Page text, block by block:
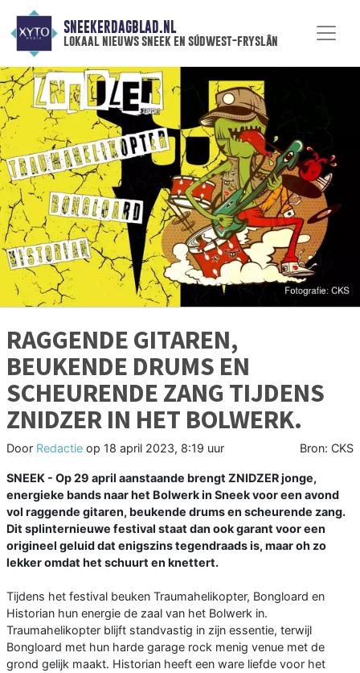
SNEEKERDAGBLAD.NL
lokaal nieuws sneek en súdwest-fryslân
RAGGENDE GITAREN,
BEUKENDE DRUMS EN
SCHEURENDE ZANG TIJDENS
ZNIDZER IN HET BOLWERK.
Door Redactie op 18 april 2023, 8:19 uur Bron: CKS
SNEEK - Op 29 april aanstaande brengt ZNIDZER jonge,
energieke bands naar het Bolwerk in Sneek voor een avond
vol raggende gitaren, beukende drums en scheurende zang.
Dit splinternieuwe festival staat dan ook garant voor een
origineel geluid dat enigszins tegendraads is, maar oh zo
lekker omdat het schuurt en knettert.
Tijdens het festival beuken Traumahelikopter, Bongloard en
Historian hun energie de zaal van het Bolwerk in.
Traumahelikopter blijft standvastig in zijn essentie, terwijl
Bongloard met hun harde garage rock menig venue met de
grond gelijk maakt. Historian heeft een ware liefde voor het